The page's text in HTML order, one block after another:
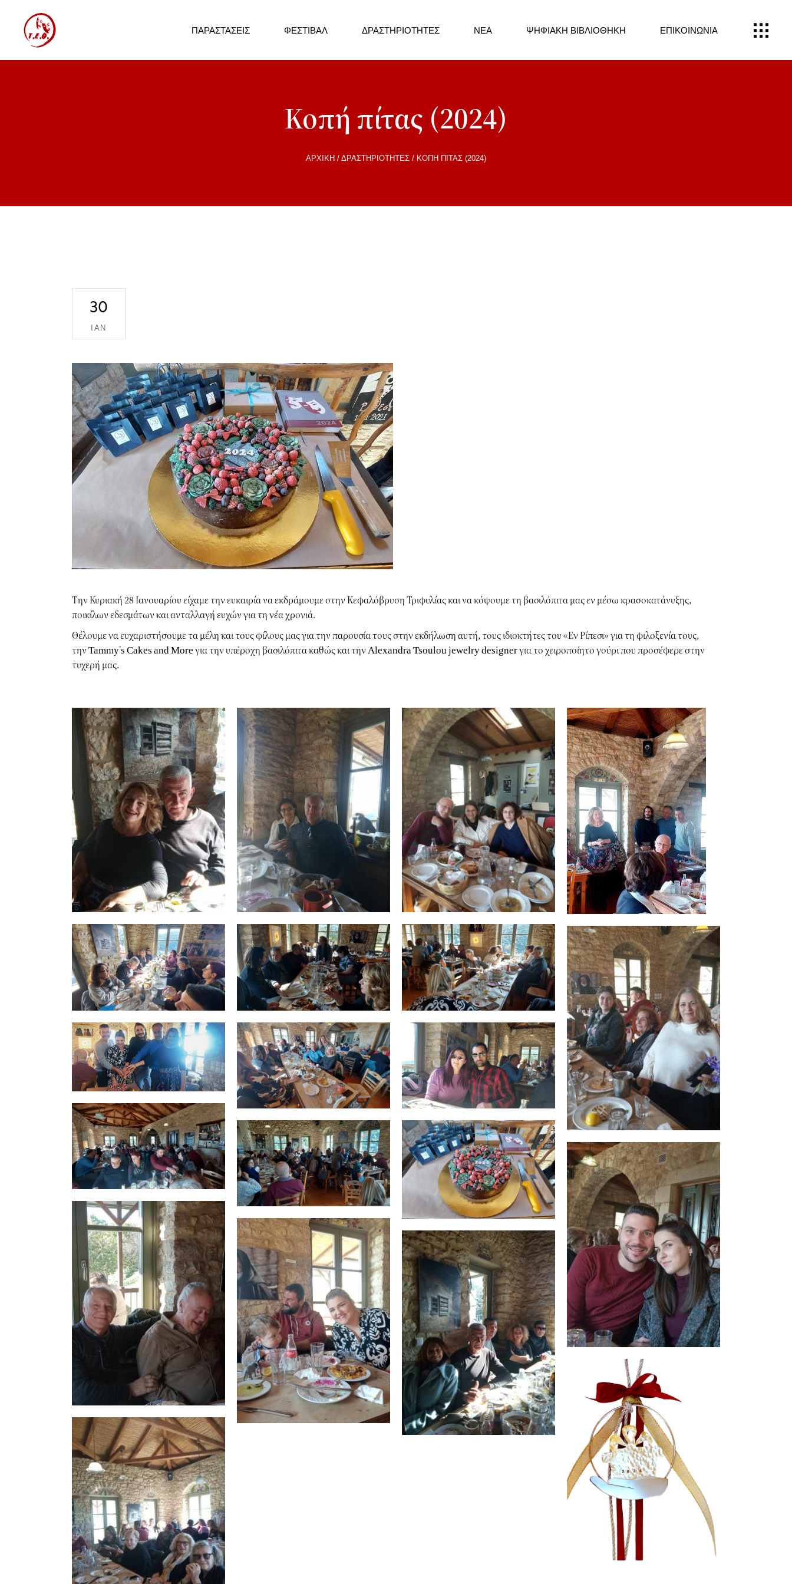
ΠΑΡΑΣΤΆΣΕΙΣ ΦΕΣΤΙΒΆΛ ΔΡΑΣΤΗΡΙΌΤΗΤΕΣ ΝΕΑ ΨΗΦΙΑΚΉ ΒΙΒΛΙΟΘΉΚΗ ΕΠΙΚΟΙΝΩΝΙΑ
Κοπή πίτας (2024)
ΑΡΧΙΚΉ / ΔΡΑΣΤΗΡΙΌΤΗΤΕΣ / ΚΟΠΉ ΠΊΤΑΣ (2024)
30
ΙΑΝ
Την Κυριακή 28 Ιανουαρίου είχαμε την ευκαιρία να εκδράμουμε στην Κεφαλόβρυση Τριφυλίας και να κόψουμε τη βασιλόπιτα μας εν μέσω κρασοκατάνυξης,
ποικίλων εδεσμάτων και ανταλλαγή ευχών για τη νέα χρονιά.
Θέλουμε να ευχαριστήσουμε τα μέλη και τους φίλους μας για την παρουσία τους στην εκδήλωση αυτή, τους ιδιοκτήτες του«Εν Ρίπεσι»για τη φιλοξενία τους,
τηνTammy’s Cakes and Moreγια την υπέροχη βασιλόπιτα καθώς και τηνAlexandra Tsoulou jewelry designerγια το χειροποίητο γούρι που προσέφερε στην
τυχερή μας.